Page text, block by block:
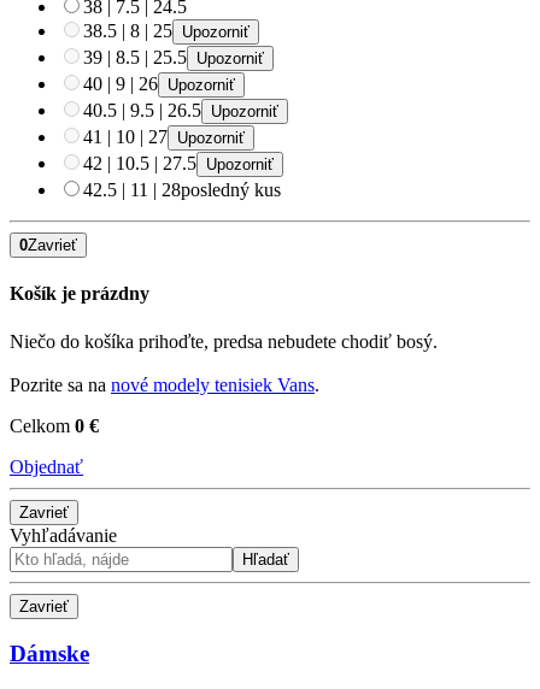
38 | 7.5 | 24.5
38.5 | 8 | 25 Upozorniť
39 | 8.5 | 25.5 Upozorniť
40 | 9 | 26 Upozorniť
40.5 | 9.5 | 26.5 Upozorniť
41 | 10 | 27 Upozorniť
42 | 10.5 | 27.5 Upozorniť
42.5 | 11 | 28posledný kus
0Zavrieť
Košík je prázdny
Niečo do košíka prihoďte, predsa nebudete chodiť bosý.
Pozrite sa na nové modely tenisiek Vans.
Celkom 0 €
Objednať
Zavrieť
Vyhľadávanie
Hľadať
Zavrieť
Dámske